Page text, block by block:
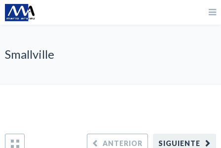
Smallville
SIGUIENTE
ANTERIOR